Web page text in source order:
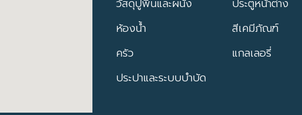
วัสดุปูพื้นและผนัง
ห้องน้ำ
ครัว
ประปาและระบบบำบัด
ประตูหน้าต่าง
สีเคมีภัณฑ์
แกลเลอรี่